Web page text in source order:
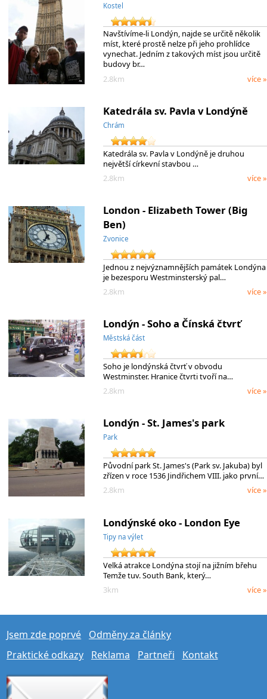
Kostel
Navštívíme-li Londýn, najde se určitě několik
míst, které prostě nelze při jeho prohlídce
vynechat. Jedním z takových míst jsou určitě
budovy br…
2.8km
více »
Katedrála sv. Pavla v Londýně
Chrám
Katedrála sv. Pavla v Londýně je druhou
největší církevní stavbou …
2.8km
více »
London - Elizabeth Tower (Big
Ben)
Zvonice
Jednou z nejvýznamnějších památek Londýna
je bezesporu Westminsterský pal…
2.8km
více »
Londýn - Soho a Čínská čtvrť
Městská část
Soho je londýnská čtvrť v obvodu
Westminster. Hranice čtvrti tvoří na…
2.8km
více »
Londýn - St. James's park
Park
Původní park St. James's (Park sv. Jakuba) byl
zřízen v roce 1536 Jindřichem VIII. jako první…
2.8km
více »
Londýnské oko - London Eye
Tipy na výlet
Velká atrakce Londýna stojí na jižním břehu
Temže tuv. South Bank, který…
3km
více »
Jsem zde poprvé
Odměny za články
Praktické odkazy
Reklama Partneři Kontakt